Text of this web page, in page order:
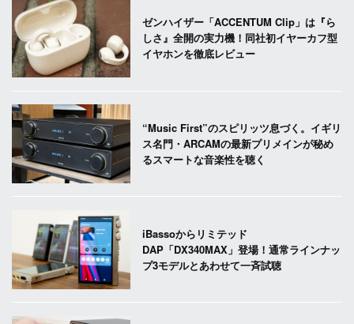
ゼンハイザー「ACCENTUM Clip」は『ら
しさ』全開の実力機！同社初イヤーカフ型
イヤホンを徹底レビュー
“Music First”のスピリッツ息づく。イギリ
ス名門・ARCAMの最新プリメインが秘め
るスマートな音楽性を聴く
iBassoからリミテッド
DAP「DX340MAX」登場！通常ラインナッ
プ3モデルとあわせて一斉試聴